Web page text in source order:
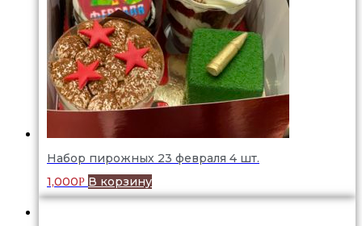
Набор пирожных 23 февраля 4 шт.
1,000Р В корзину